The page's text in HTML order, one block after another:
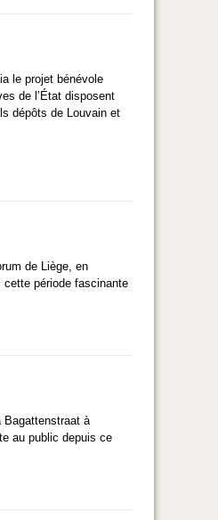
le projet bénévole
de l’État disposent
dépôts de Louvain et
de Liège, en
cette période fascinante
Bagattenstraat à
au public depuis ce